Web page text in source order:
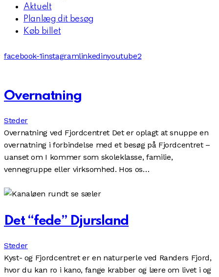
Aktuelt
Planlæg dit besøg
Køb billet
facebook-1instagramlinkedinyoutube2
Overnatning
Steder
Overnatning ved Fjordcentret Det er oplagt at snuppe en
overnatning i forbindelse med et besøg på Fjordcentret –
uanset om I kommer som skoleklasse, familie,
vennegruppe eller virksomhed. Hos os…
Det “fede” Djursland
Steder
Kyst- og Fjordcentret er en naturperle ved Randers Fjord,
hvor du kan ro i kano, fange krabber og lære om livet i og